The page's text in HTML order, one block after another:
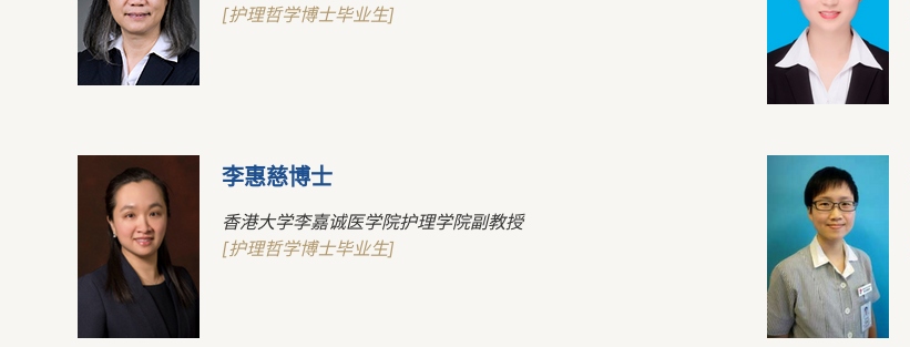
[护理哲学博士毕业生]
李惠慈博士
香港大学李嘉诚医学院护理学院副教授
[护理哲学博士毕业生]